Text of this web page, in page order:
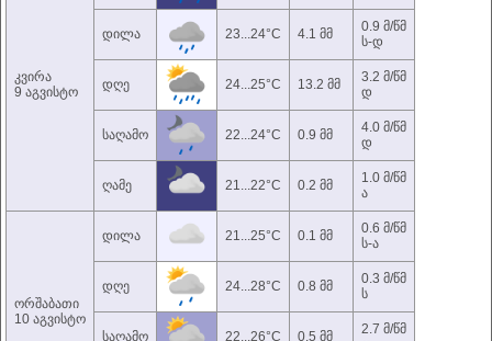
კვირა
9 აგვისტო
დილა 23...24°C 4.1 მმ
0.9 მ/წმ
ს-დ
დღე 24...25°C 13.2 მმ
3.2 მ/წმ
დ
საღამო 22...24°C 0.9 მმ
4.0 მ/წმ
დ
ღამე 21...22°C 0.2 მმ
1.0 მ/წმ
ა
ორშაბათი
10 აგვისტო
დილა 21...25°C 0.1 მმ
0.6 მ/წმ
ს-ა
დღე 24...28°C 0.8 მმ
0.3 მ/წმ
ს
საღამო 22...26°C 0.5 მმ
2.7 მ/წმ